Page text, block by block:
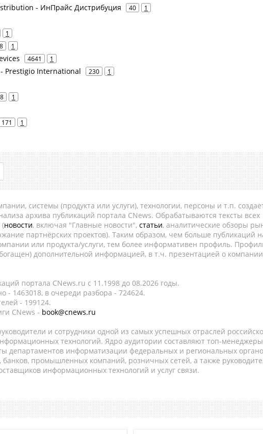
- ИнПрайс Дистрибуция 40 1
1
1
4641 1
Prestigio International 230 1
1
171 1
системы (продукта или услуги), технологии, персоны и т.п.
архива публикаций портала CNews. Обрабатываются тексты всех
(новости, включая "Главные новости", статьи, аналитические обзоры
партнёрских проектов). Таким образом, чем больше публикаций
или продукта/услуги, тем более информативен профиль.
дополнительной информацией, в т.ч. презентацией о
портала CNews.ru c 11.1998 до 08.2026 годы.
- 1463018, в очереди разбора - 724624.
- 199124.
CNews - book@cnews.ru
и сотрудники одной из самых успешных отраслей
технологий. Ядро аудитории составляют топ-
департаментов информатизации федеральных и региональных
банков, промышленных компаний, розничных сетей, а также
информационных технологий и услуг связи.